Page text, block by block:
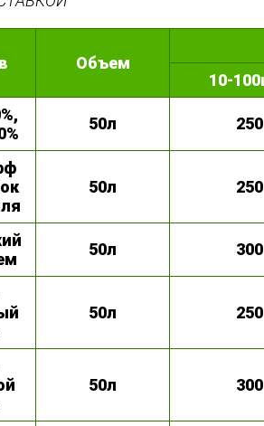
Объем
10-
50л 250
50л 250
50л 300
50л 250
50л 300